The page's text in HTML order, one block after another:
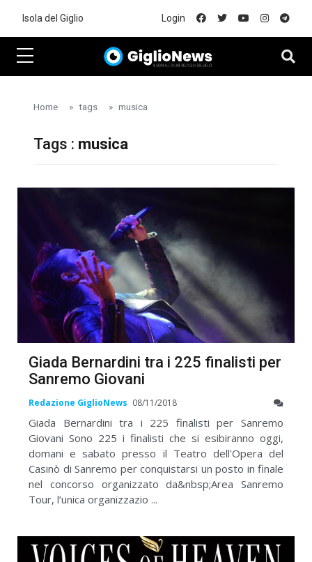
Isola del Giglio Login
Home tags musica
Tags : musica
Giada Bernardini tra i 225 finalisti per
Sanremo Giovani
Redazione GiglioNews 08/11/2018
Giada Bernardini tra i 225 finalisti per Sanremo
Giovani Sono 225 i finalisti che si esibiranno oggi,
domani e sabato presso il Teatro dell'Opera del
Casinò di Sanremo per conquistarsi un posto in finale
nel concorso organizzato da&nbsp;Area Sanremo
Tour, l’unica organizzazio ...